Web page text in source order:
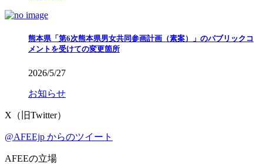
熊本県「第6次熊本県男女共同参画計画（素案）」のパブリックコ
メントを受けての変更箇所
2026/5/27
お知らせ
X（旧Twitter）
@AFEEjp からのツイート
AFEEの立場